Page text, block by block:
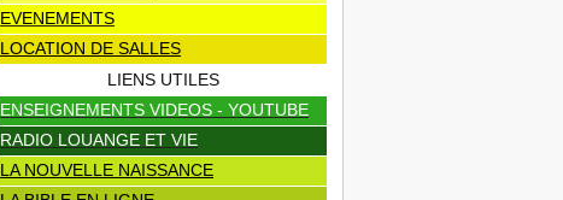
EVENEMENTS
LOCATION DE SALLES
LIENS UTILES
ENSEIGNEMENTS VIDEOS - YOUTUBE
RADIO LOUANGE ET VIE
LA NOUVELLE NAISSANCE